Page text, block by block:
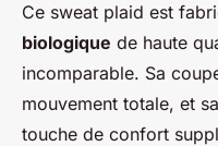
Ce sweat plaid est
biologique de haute
incomparable. Sa
mouvement totale, et
touche de confort